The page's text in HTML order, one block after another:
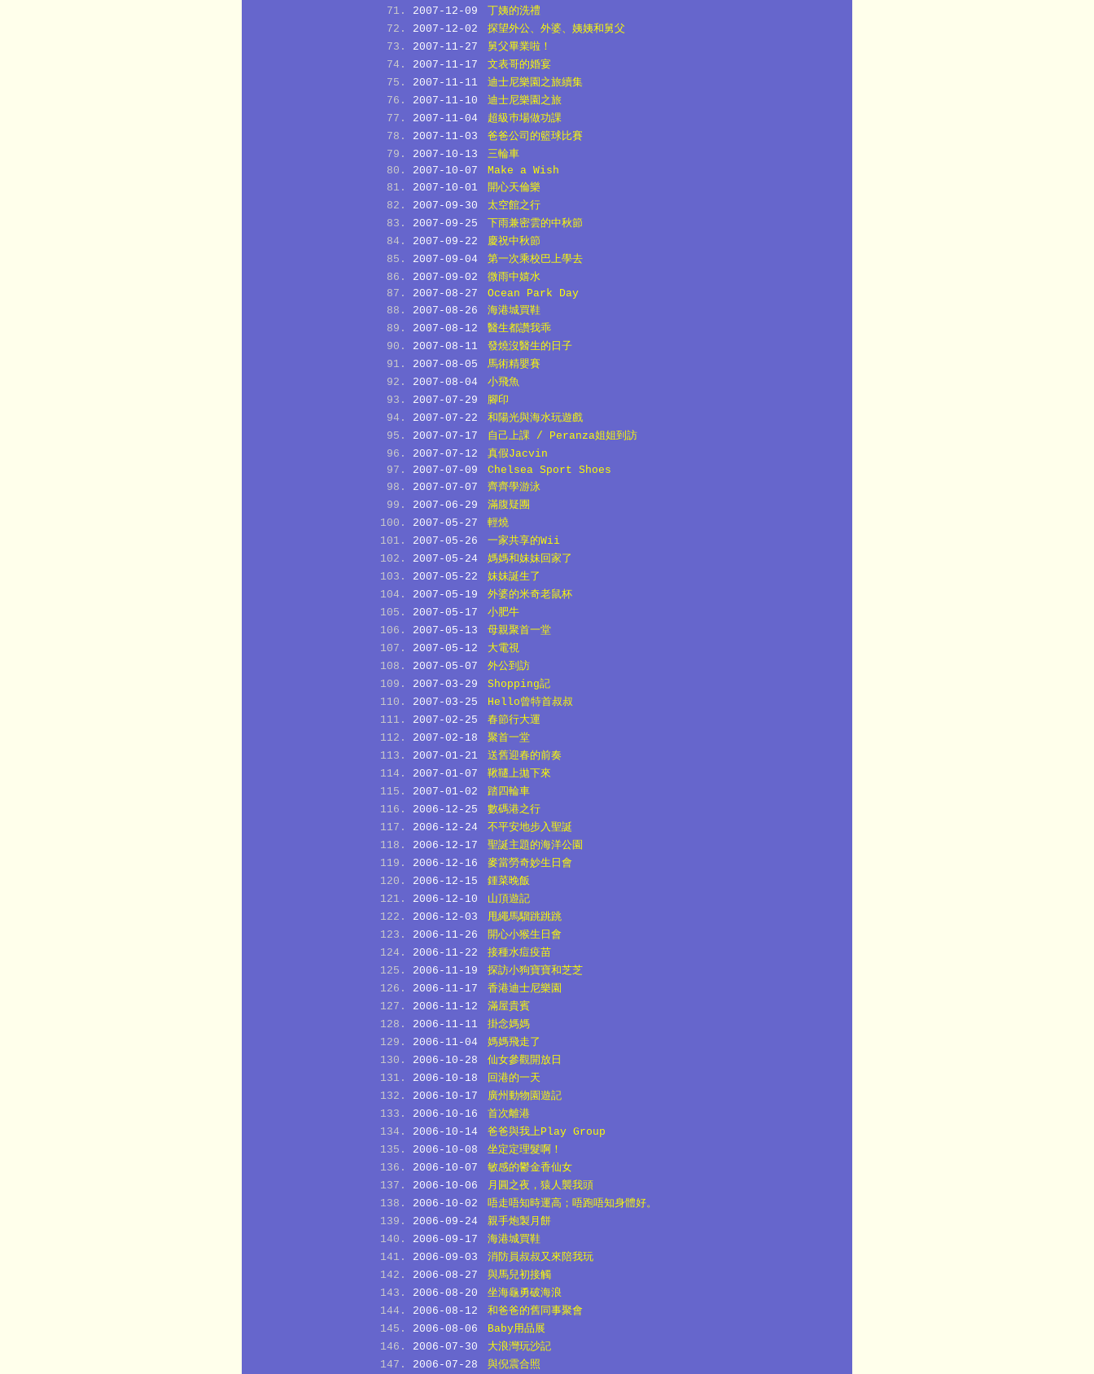
2007-12-09
丁姨的洗禮
2007-12-02
探望外公、外婆、姨姨和舅父
2007-11-27
舅父畢業啦！
2007-11-17
文表哥的婚宴
2007-11-11
迪士尼樂園之旅續集
2007-11-10
迪士尼樂園之旅
2007-11-04
超級巿場做功課
2007-11-03
爸爸公司的籃球比賽
2007-10-13
三輪車
2007-10-07
Make a Wish
2007-10-01
開心天倫樂
2007-09-30
太空館之行
2007-09-25
下雨兼密雲的中秋節
2007-09-22
慶祝中秋節
2007-09-04
第一次乘校巴上學去
2007-09-02
微雨中嬉水
2007-08-27
Ocean Park Day
2007-08-26
海港城買鞋
2007-08-12
醫生都讚我乖
2007-08-11
發燒沒醫生的日子
2007-08-05
馬術精嬰賽
2007-08-04
小飛魚
2007-07-29
腳印
2007-07-22
和陽光與海水玩遊戲
2007-07-17
自己上課 / Peranza姐姐到訪
2007-07-12
真假Jacvin
2007-07-09
Chelsea Sport Shoes
2007-07-07
齊齊學游泳
2007-06-29
滿腹疑團
2007-05-27
輕燒
2007-05-26
一家共享的Wii
2007-05-24
媽媽和妹妹回家了
2007-05-22
妹妹誕生了
2007-05-19
外婆的米奇老鼠杯
2007-05-17
小肥牛
2007-05-13
母親聚首一堂
2007-05-12
大電視
2007-05-07
外公到訪
2007-03-29
Shopping記
2007-03-25
Hello曾特首叔叔
2007-02-25
春節行大運
2007-02-18
聚首一堂
2007-01-21
送舊迎春的前奏
2007-01-07
鞦韆上拋下來
2007-01-02
踏四輪車
2006-12-25
數碼港之行
2006-12-24
不平安地步入聖誕
2006-12-17
聖誕主題的海洋公園
2006-12-16
麥當勞奇妙生日會
2006-12-15
鍾菜晚飯
2006-12-10
山頂遊記
2006-12-03
甩繩馬騮跳跳跳
2006-11-26
開心小猴生日會
2006-11-22
接種水痘疫苗
2006-11-19
探訪小狗寶寶和芝芝
2006-11-17
香港迪士尼樂園
2006-11-12
滿屋貴賓
2006-11-11
掛念媽媽
2006-11-04
媽媽飛走了
2006-10-28
仙女參觀開放日
2006-10-18
回港的一天
2006-10-17
廣州動物園遊記
2006-10-16
首次離港
2006-10-14
爸爸與我上Play Group
2006-10-08
坐定定理髮啊！
2006-10-07
敏感的鬱金香仙女
2006-10-06
月圓之夜，猿人襲我頭
2006-10-02
唔走唔知時運高；唔跑唔知身體好。
2006-09-24
親手炮製月餅
2006-09-17
海港城買鞋
2006-09-03
消防員叔叔又來陪我玩
2006-08-27
與馬兒初接觸
2006-08-20
坐海龜勇破海浪
2006-08-12
和爸爸的舊同事聚會
2006-08-06
Baby用品展
2006-07-30
大浪灣玩沙記
2006-07-28
與倪震合照